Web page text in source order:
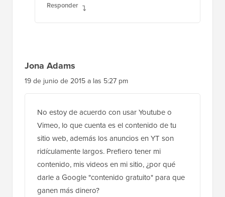
Responder
Jona Adams
19 de junio de 2015 a las 5:27 pm
No estoy de acuerdo con usar Youtube o
Vimeo, lo que cuenta es el contenido de tu
sitio web, además los anuncios en YT son
ridículamente largos. Prefiero tener mi
contenido, mis videos en mi sitio, ¿por qué
darle a Google "contenido gratuito" para que
ganen más dinero?